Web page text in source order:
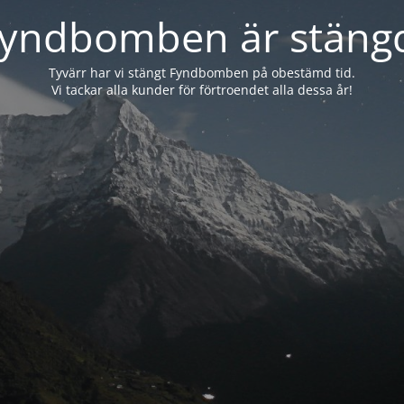
är
Tyvärr har vi stängt Fyndbomben på obestämd tid.
Vi tackar alla kunder för förtroendet alla dessa år!